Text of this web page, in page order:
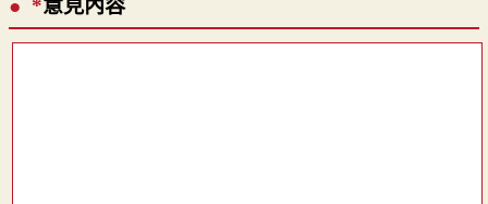
*意見內容